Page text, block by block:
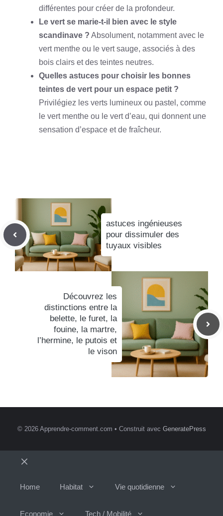
différentes pour créer de la profondeur.
Le vert se marie-t-il bien avec le style
scandinave ? Absolument, notamment avec le
vert menthe ou le vert sauge, associés à des
bois clairs et des teintes neutres.
Quelles astuces pour choisir les bonnes
teintes de vert pour un espace petit ?
Privilégiez les verts lumineux ou pastel, comme
le vert menthe ou le vert d’eau, qui donnent une
sensation d’espace et de fraîcheur.
astuces ingénieuses
pour dissimuler des
tuyaux visibles
Découvrez les
distinctions entre la
belette, le furet, la
fouine, la martre,
l’hermine, le putois et
le vison
© 2026 Apprendre-comment.com • Construit avec GeneratePress
Home
Habitat Vie quotidienne
Economie Tech / Mobilité